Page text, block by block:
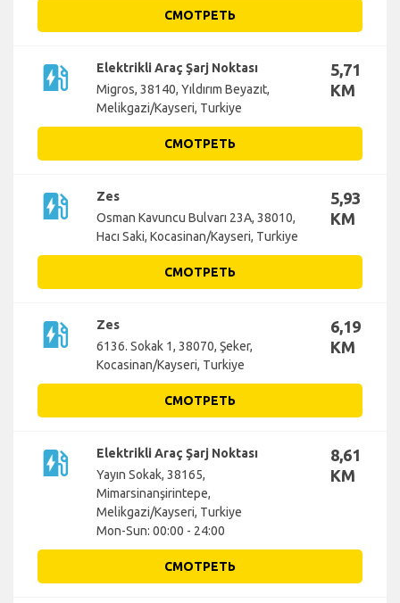
СМОТРЕТЬ
ev_station
Elektrikli Araç Şarj Noktası
Migros, 38140, Yıldırım Beyazıt,
Melikgazi/Kayseri, Turkiye
5,71
KM
СМОТРЕТЬ
ev_station
Zes
Osman Kavuncu Bulvarı 23A, 38010,
Hacı Saki, Kocasinan/Kayseri, Turkiye
5,93
KM
СМОТРЕТЬ
ev_station
Zes
6136. Sokak 1, 38070, Şeker,
Kocasinan/Kayseri, Turkiye
6,19
KM
СМОТРЕТЬ
ev_station
Elektrikli Araç Şarj Noktası
Yayın Sokak, 38165,
Mimarsinanşirintepe,
Melikgazi/Kayseri, Turkiye
Mon-Sun: 00:00 - 24:00
8,61
KM
СМОТРЕТЬ